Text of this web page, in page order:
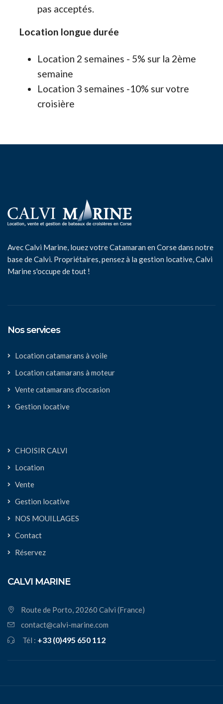
pas acceptés.
Location longue durée
Location 2 semaines - 5% sur la 2ème
semaine
Location 3 semaines -10% sur votre
croisière
Avec Calvi Marine, louez votre Catamaran en Corse dans notre
base de Calvi. Propriétaires, pensez à la gestion locative, Calvi
Marine s'occupe de tout !
Nos services
Location catamarans à voile
Location catamarans à moteur
Vente catamarans d'occasion
Gestion locative
CHOISIR CALVI
Location
Vente
Gestion locative
NOS MOUILLAGES
Contact
Réservez
CALVI MARINE
Route de Porto, 20260 Calvi (France)
contact@calvi-marine.com
Tél : +33 (0)495 650 112